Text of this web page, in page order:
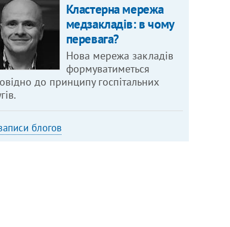
Кластерна мережа
медзакладів: в чому
перевага?
Нова мережа закладів
формуватиметься
до принципу госпітальних
блогов